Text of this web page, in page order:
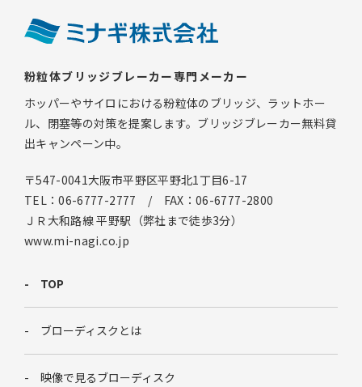
粉粒体ブリッジブレーカー専門メーカー
ホッパーやサイロにおける粉粒体のブリッジ、ラットホー
ル、閉塞等の対策を提案します。ブリッジブレーカー無料貸
出キャンペーン中。
〒547-0041大阪市平野区平野北1丁目6-17
TEL：06-6777-2777 / FAX：06-6777-2800
ＪＲ大和路線 平野駅（弊社まで徒歩3分）
www.mi-nagi.co.jp
TOP
ブローディスクとは
映像で見るブローディスク